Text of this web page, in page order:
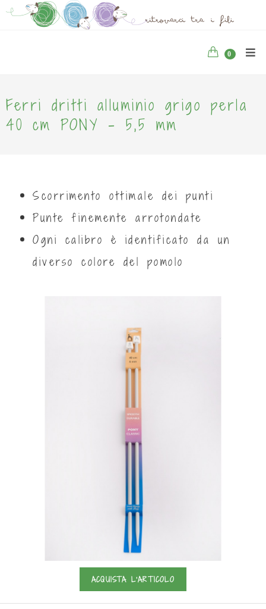
0
Ferri dritti alluminio grigo perla
40 cm PONY - 5,5 mm
Scorrimento ottimale dei punti
Punte finemente arrotondate
Ogni calibro è identificato da un
diverso colore del pomolo
ACQUISTA L'ARTICOLO